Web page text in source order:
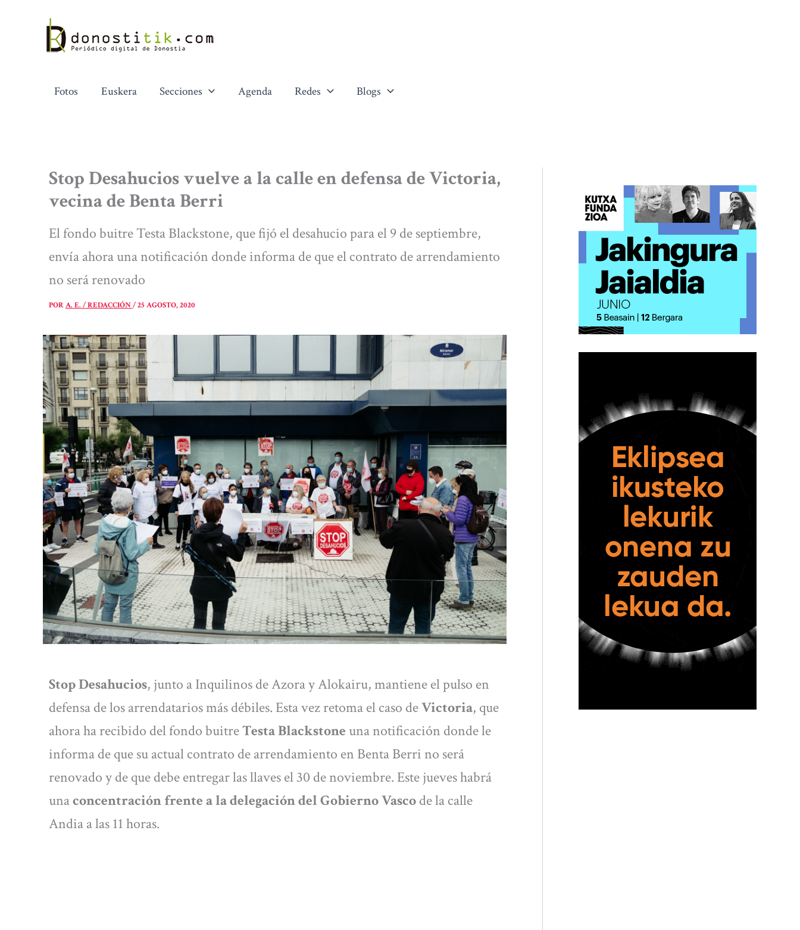
contenido
Fotos Euskera Secciones Agenda Redes Blogs
Stop Desahucios vuelve a la calle en defensa de Victoria,
vecina de Benta Berri
El fondo buitre Testa Blackstone, que fijó el desahucio para el 9 de septiembre,
envía ahora una notificación donde informa de que el contrato de arrendamiento
no será renovado
PORA. E. / REDACCIÓN/25 AGOSTO, 2020
Stop Desahucios, junto a Inquilinos de Azora y Alokairu, mantiene el pulso en
defensa de los arrendatarios más débiles. Esta vez retoma el caso deVictoria, que
ahora ha recibido del fondo buitreTesta Blackstone una notificación donde le
informa de que su actual contrato de arrendamiento en Benta Berri no será
renovado y de que debe entregar las llaves el 30 de noviembre. Este jueves habrá
unaconcentración frente a la delegación del Gobierno Vascode la calle
Andia a las 11 horas.